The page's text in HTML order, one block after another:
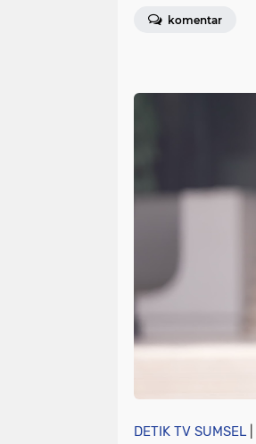
komentar
DETIK TV SUMSEL